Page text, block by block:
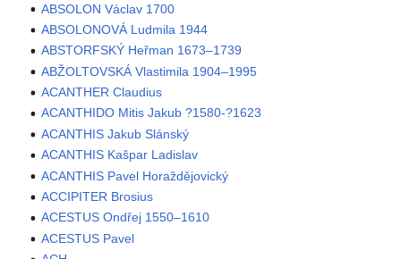
ABSOLON Václav 1700
ABSOLONOVÁ Ludmila 1944
ABSTORFSKÝ Heřman 1673–1739
ABŽOLTOVSKÁ Vlastimila 1904–1995
ACANTHER Claudius
ACANTHIDO Mitis Jakub ?1580-?1623
ACANTHIS Jakub Slánský
ACANTHIS Kašpar Ladislav
ACANTHIS Pavel Horaždějovický
ACCIPITER Brosius
ACESTUS Ondřej 1550–1610
ACESTUS Pavel